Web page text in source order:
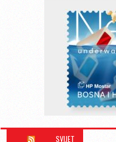
SVIJET